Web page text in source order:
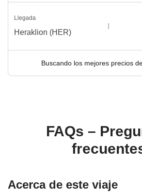
Llegada
Heraklion (HER)
Buscando los mejores precios
FAQs –
Acerca de este viaje